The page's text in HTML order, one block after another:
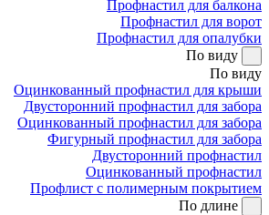
Профнастил для балкона
Профнастил для ворот
Профнастил для опалубки
По виду
По виду
Оцинкованный профнастил для крыши
Двусторонний профнастил для забора
Оцинкованный профнастил для забора
Фигурный профнастил для забора
Двусторонний профнастил
Оцинкованный профнастил
Профлист с полимерным покрытием
По длине